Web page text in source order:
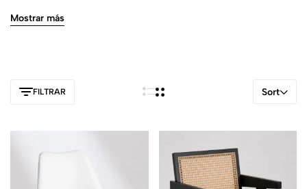
Mostrar más
FILTRAR Sort